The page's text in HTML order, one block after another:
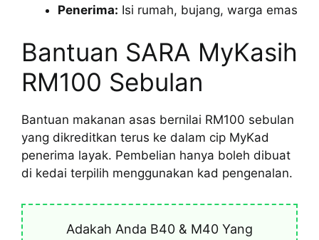
Penerima: Isi rumah, bujang, warga emas
Bantuan SARA MyKasih
RM100 Sebulan
Bantuan makanan asas bernilai RM100 sebulan
yang dikreditkan terus ke dalam cip MyKad
penerima layak. Pembelian hanya boleh dibuat
di kedai terpilih menggunakan kad pengenalan.
Adakah Anda B40 & M40 Yang